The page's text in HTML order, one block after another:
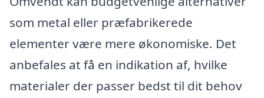
som metal eller præfabrikerede
elementer være mere økonomiske. Det
anbefales at få en indikation af, hvilke
materialer der passer bedst til dit behov